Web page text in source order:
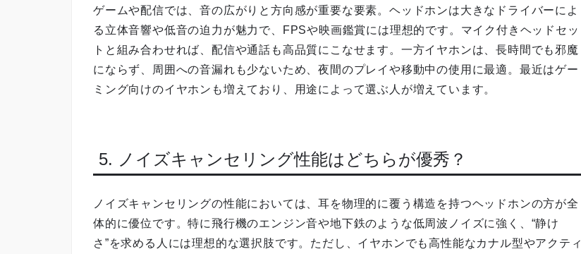
ゲームや配信では、音の広がりと方向感が重要な要素。ヘッドホンは大きなドライバーによ
る立体音響や低音の迫力が魅力で、FPSや映画鑑賞には理想的です。マイク付きヘッドセッ
トと組み合わせれば、配信や通話も高品質にこなせます。一方イヤホンは、長時間でも邪魔
にならず、周囲への音漏れも少ないため、夜間のプレイや移動中の使用に最適。最近はゲー
ミング向けのイヤホンも増えており、用途によって選ぶ人が増えています。
5. ノイズキャンセリング性能はどちらが優秀？
ノイズキャンセリングの性能においては、耳を物理的に覆う構造を持つヘッドホンの方が全
体的に優位です。特に飛行機のエンジン音や地下鉄のような低周波ノイズに強く、“静け
さ”を求める人には理想的な選択肢です。ただし、イヤホンでも高性能なカナル型やアクティ